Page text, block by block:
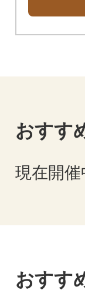
おすす
現在開
おすす